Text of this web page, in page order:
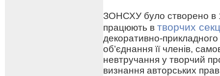
ЗОНСХУ було створено в
працюють в творчих
декоративно-
об’єднання її членів,
невтручання у творчий
визнання авторських